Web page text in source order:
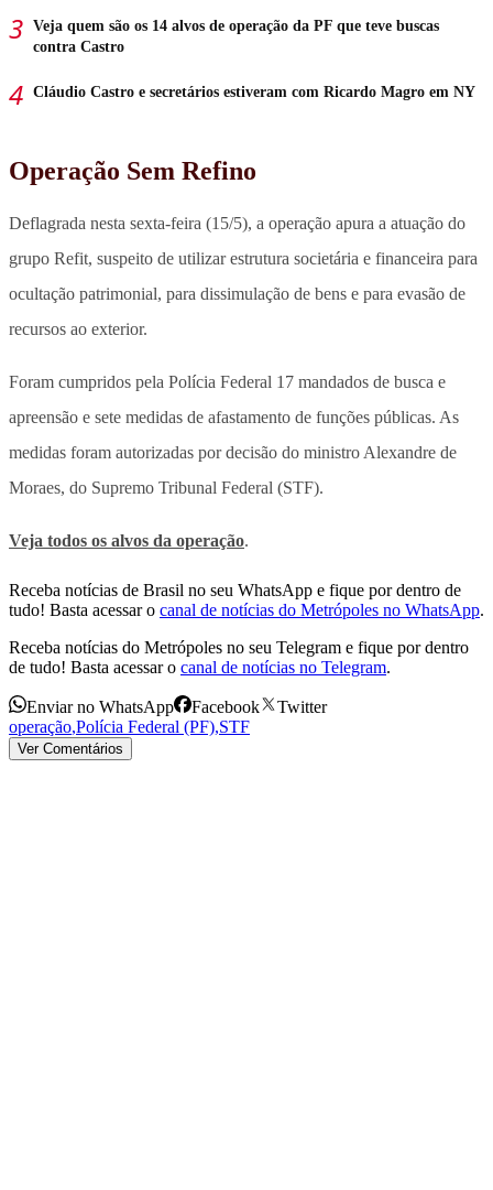
Veja quem são os 14 alvos de operação da PF que teve buscas
contra Castro
Cláudio Castro e secretários estiveram com Ricardo Magro em NY
Operação Sem Refino
Deflagrada nesta sexta-feira (15/5), a operação apura a atuação do
grupo Refit, suspeito de utilizar estrutura societária e financeira para
ocultação patrimonial, para dissimulação de bens e para evasão de
recursos ao exterior.
Foram cumpridos pela Polícia Federal 17 mandados de busca e
apreensão e sete medidas de afastamento de funções públicas. As
medidas foram autorizadas por decisão do ministro Alexandre de
Moraes, do Supremo Tribunal Federal (STF).
Veja todos os alvos da operação.
Receba notícias de Brasil no seu WhatsApp e fique por dentro de
tudo! Basta acessar o canal de notícias do Metrópoles no WhatsApp.
Receba notícias do Metrópoles no seu Telegram e fique por dentro
de tudo! Basta acessar o canal de notícias no Telegram.
Enviar no WhatsApp Facebook
Twitter
operação,Polícia Federal (PF),STF
Ver Comentários